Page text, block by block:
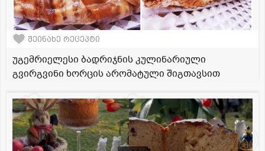
შეინახე რეცეპტი
უგემრიელესი ბადრიჯნის კულინარიული
გვირგვინი ხორცის არომატული შიგთავსით